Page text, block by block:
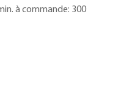
à commande: 300